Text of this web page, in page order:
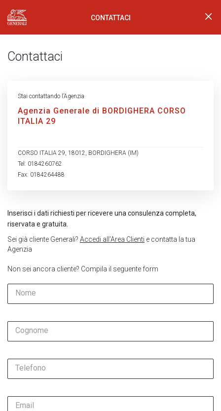
Generali Logo CONTATTACI
Contattaci
Inserisci i dati richiesti per ricevere una consulenza completa,
riservata e gratuita.
Sei già cliente Generali? Accedi all’Area Clienti e contatta la tua
Agenzia
Non sei ancora cliente? Compila il seguente form
Nome
Cognome
Telefono
Email
Stai contattando l’Agenzia
Agenzia Generale di BORDIGHERA CORSO
ITALIA 29
CORSO ITALIA 29, 18012, BORDIGHERA (IM)
Tel: 0184260762
Fax: 0184264488